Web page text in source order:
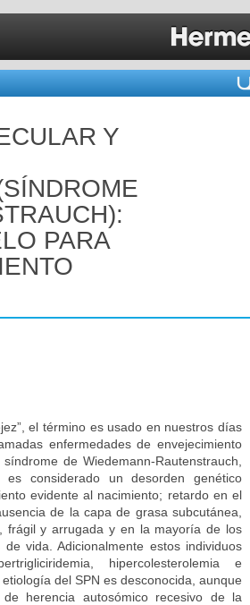
Y
PARA
el término es usado en nuestros días
enfermedades de envejecimiento
de Wiedemann-Rautenstrauch,
considerado un desorden genético
evidente al nacimiento; retardo en el
de la capa de grasa subcutánea,
frágil y arrugada y en la mayoría de los
vida. Adicionalmente estos individuos
hipercolesterolemia e
del SPN es desconocida, aunque
herencia autosómico recesivo de la